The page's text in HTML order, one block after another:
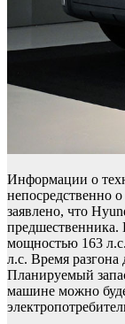
Информации о
непосредственно
заявлено, что
предшественника.
мощностью 163
л.с. Время разгона
Планируемый
машине можно